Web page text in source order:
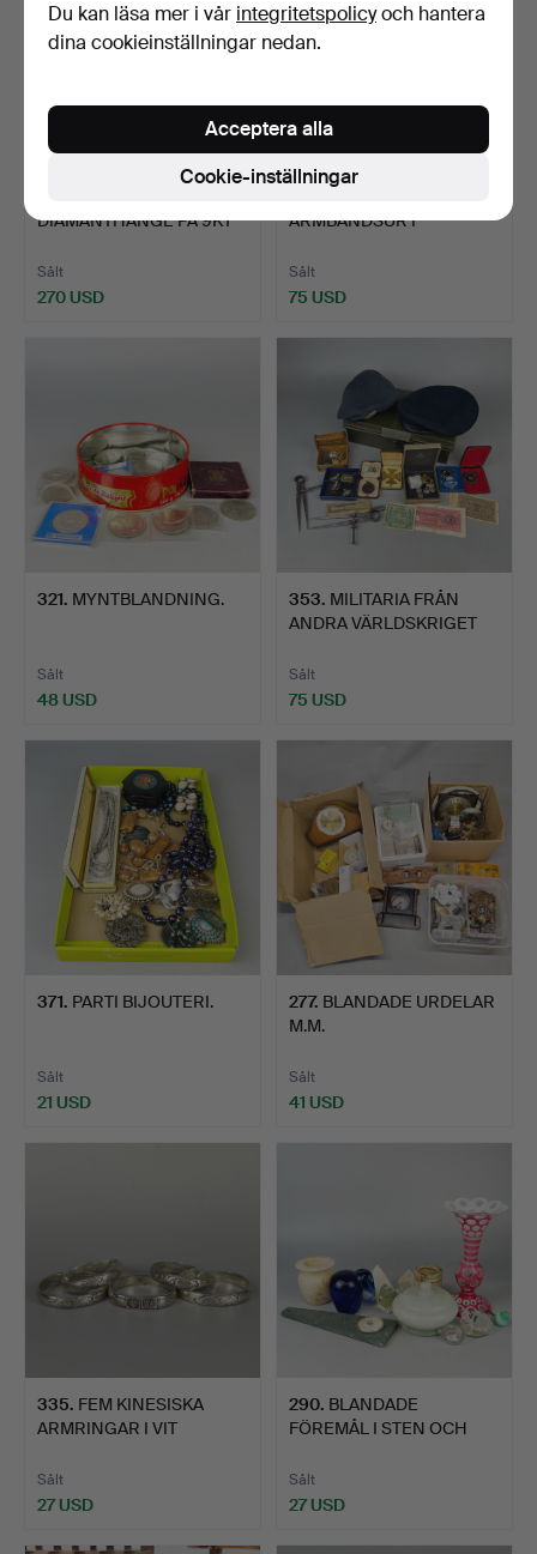
DIAMANTHÄNGE PÅ 9KT
Sålt
270 USD
ARMBANDSUR I
Sålt
75 USD
321. MYNTBLANDNING.
Sålt
48 USD
353. MILITARIA FRÅN
ANDRA VÄRLDSKRIGET
Sålt
75 USD
371. PARTI BIJOUTERI.
Sålt
21 USD
277. BLANDADE URDELAR
M.M.
Sålt
41 USD
335. FEM KINESISKA
ARMRINGAR I VIT
Sålt
27 USD
290. BLANDADE
FÖREMÅL I STEN OCH
Sålt
27 USD
Du kan läsa mer i vår integritetspolicyoch hantera
dina cookieinställningar nedan.
Cookie-inställningar
Acceptera alla